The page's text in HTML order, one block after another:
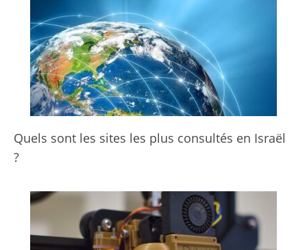
Quels sont les sites les plus consultés en Israël
?